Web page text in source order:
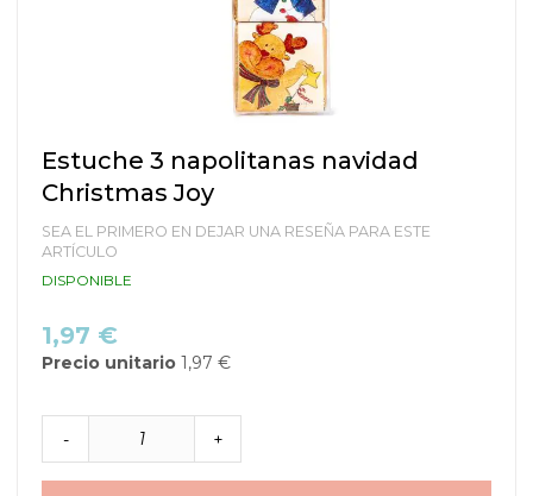
Saltar
al
comienzo
la
galería
de
Estuche 3 napolitanas navidad
Christmas Joy
SEA EL PRIMERO EN DEJAR UNA RESEÑA PARA ESTE
ARTÍCULO
DISPONIBLE
1,97 €
Precio unitario 1,97 €
- +